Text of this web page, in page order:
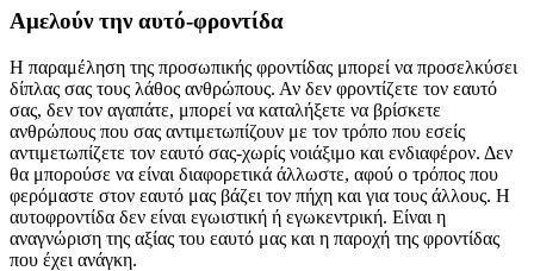
Αμελούν την αυτό-φροντίδα
H παραμέληση της προσωπικής φροντίδας μπορεί να προσελκύσει
δίπλας σας τους λάθος ανθρώπους. Αν δεν φροντίζετε τον εαυτό
σας, δεν τον αγαπάτε, μπορεί να καταλήξετε να βρίσκετε
ανθρώπους που σας αντιμετωπίζουν με τον τρόπο που εσείς
αντιμετωπίζετε τον εαυτό σας-χωρίς νοιάξιμο και ενδιαφέρον. Δεν
θα μπορούσε να είναι διαφορετικά άλλωστε, αφού ο τρόπος που
φερόμαστε στον εαυτό μας βάζει τον πήχη και για τους άλλους. Η
αυτοφροντίδα δεν είναι εγωιστική ή εγωκεντρική. Είναι η
αναγνώριση της αξίας του εαυτό μας και η παροχή της φροντίδας
που έχει ανάγκη.